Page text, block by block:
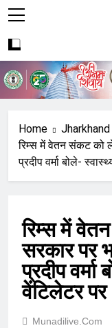
Home
रिम्स में वेतन संकट को
प्रदीप वर्मा बोले-
रिम्स में
सरकार पर
प्रदीप
वेंटिलेटर पर
Munadilive.com